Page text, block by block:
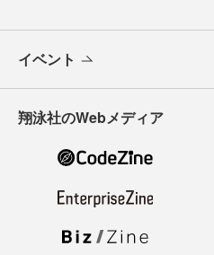
イベント
翔泳社のWebメディア